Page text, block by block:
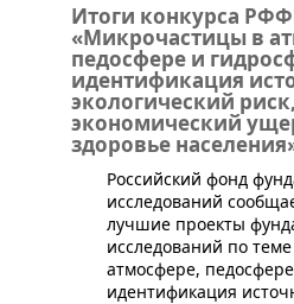
Итоги конкурса
«Микрочастицы в
педосфере и
идентификация
экологический
экономический
здоровье
Российский фонд
исследований
лучшие проекты
исследований по
атмосфере,
идентификация